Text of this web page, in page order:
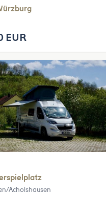
EUR
Acholshausen